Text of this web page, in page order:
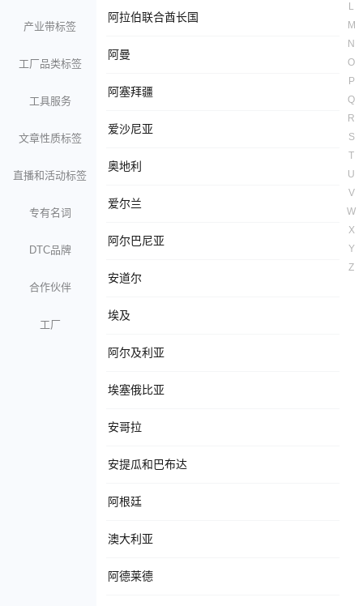
产业带标签
工厂品类标签
工具服务
文章性质标签
直播和活动标签
专有名词
DTC品牌
合作伙伴
工厂
阿拉伯联合酋长国
阿曼
阿塞拜疆
爱沙尼亚
奥地利
爱尔兰
阿尔巴尼亚
安道尔
埃及
阿尔及利亚
埃塞俄比亚
安哥拉
安提瓜和巴布达
阿根廷
澳大利亚
阿德莱德
L
M
N
O
P
Q
R
S
T
U
V
W
X
Y
Z